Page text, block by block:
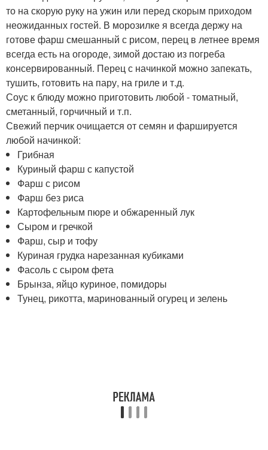
то на скорую руку на ужин или перед скорым приходом
неожиданных гостей. В морозилке я всегда держу на
готове фарш смешанный с рисом, перец в летнее время
всегда есть на огороде, зимой достаю из погреба
консервированный. Перец с начинкой можно запекать,
тушить, готовить на пару, на гриле и т.д.
Соус к блюду можно приготовить любой - томатный,
сметанный, горчичный и т.п.
Свежий перчик очищается от семян и фаршируется
любой начинкой:
Грибная
Куриный фарш с капустой
Фарш с рисом
Фарш без риса
Картофельным пюре и обжаренный лук
Сыром и гречкой
Фарш, сыр и тофу
Куриная грудка нарезанная кубиками
Фасоль с сыром фета
Брынза, яйцо куриное, помидоры
Тунец, рикотта, маринованный огурец и зелень